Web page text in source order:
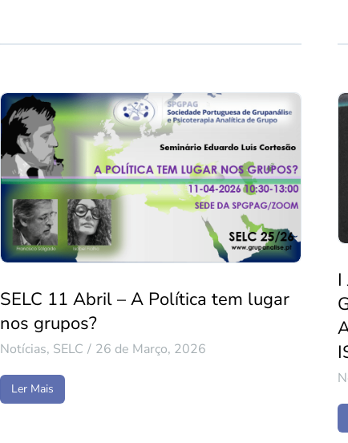
SELC 11 Abril – A Política tem lugar
nos grupos?
Notícias, SELC 26 de Março, 2026
Ler Mais
I